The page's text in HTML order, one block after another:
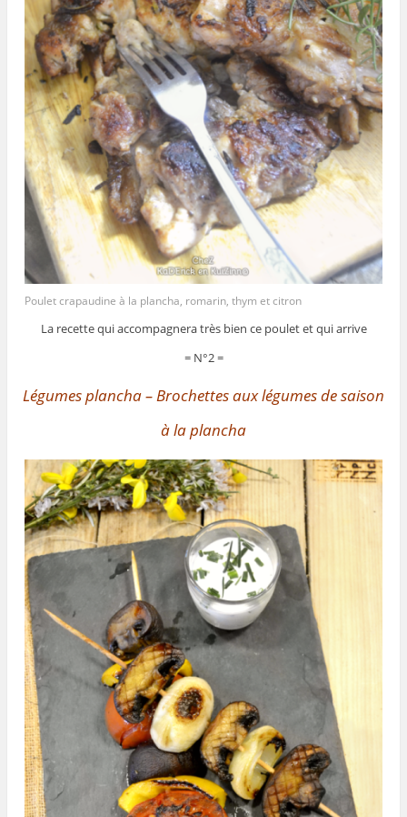
Poulet crapaudine à la plancha, romarin, thym et citron
La recette qui accompagnera très bien ce poulet et qui arrive
= N°2 =
Légumes plancha – Brochettes aux légumes de saison
à la plancha